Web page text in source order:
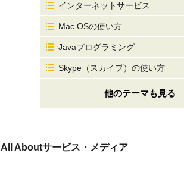
インターネットサービス
Mac OSの使い方
Javaプログラミング
Skype（スカイプ）の使い方
他のテーマも見る
All Aboutサービス・メディア